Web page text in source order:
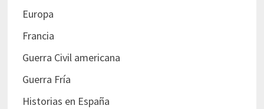
Europa
Francia
Guerra Civil americana
Guerra Fría
Historias en España